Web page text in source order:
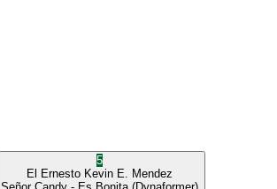
5
El Ernesto Kevin E. Mendez